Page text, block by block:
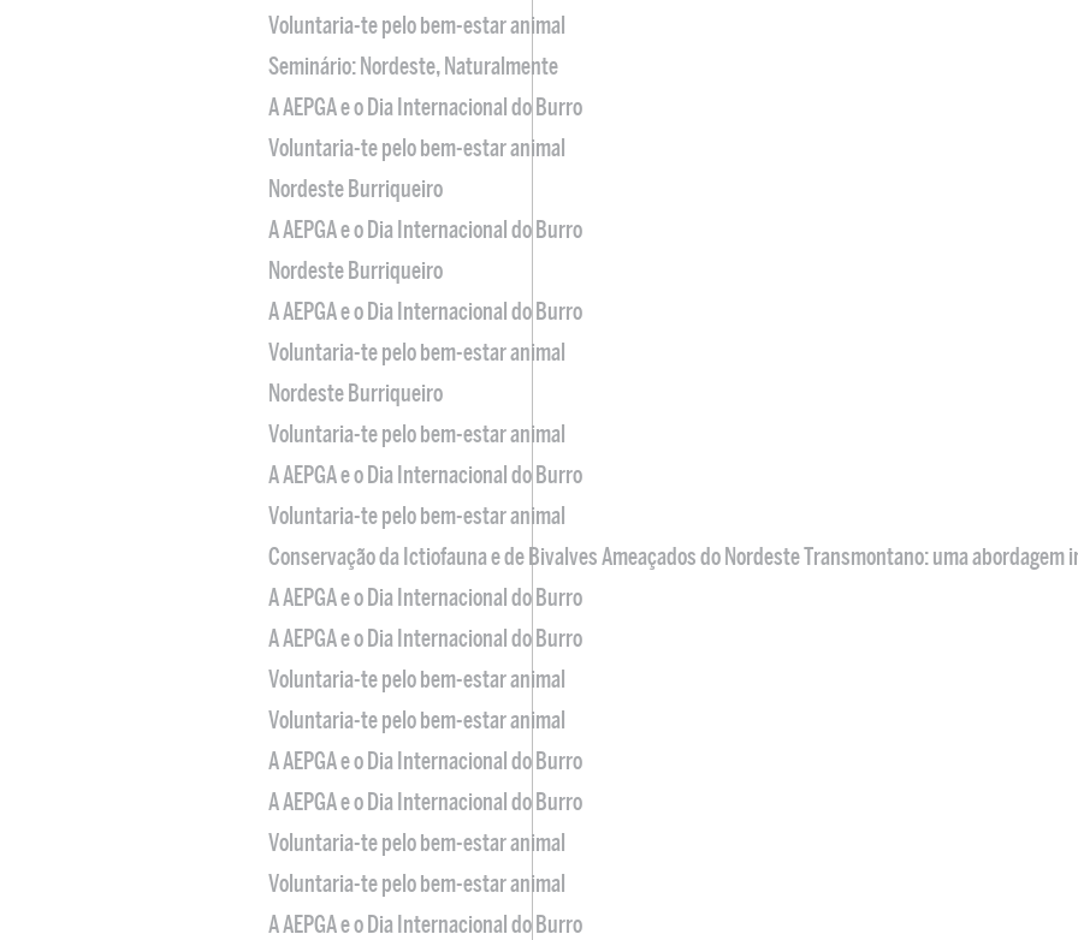
Voluntaria-te pelo bem-estar animal
Seminário: Nordeste, Naturalmente
A AEPGA e o Dia Internacional do Burro
Voluntaria-te pelo bem-estar animal
Nordeste Burriqueiro
A AEPGA e o Dia Internacional do Burro
Nordeste Burriqueiro
A AEPGA e o Dia Internacional do Burro
Voluntaria-te pelo bem-estar animal
Nordeste Burriqueiro
Voluntaria-te pelo bem-estar animal
A AEPGA e o Dia Internacional do Burro
Voluntaria-te pelo bem-estar animal
Conservação da Ictiofauna e de Bivalves Ameaçados do Nordeste Transmontano: uma abordagem
A AEPGA e o Dia Internacional do Burro
A AEPGA e o Dia Internacional do Burro
Voluntaria-te pelo bem-estar animal
Voluntaria-te pelo bem-estar animal
A AEPGA e o Dia Internacional do Burro
A AEPGA e o Dia Internacional do Burro
Voluntaria-te pelo bem-estar animal
Voluntaria-te pelo bem-estar animal
A AEPGA e o Dia Internacional do Burro